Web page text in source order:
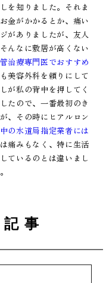
を知りました。それま
金がかかるとか、痛い
がありましたが、友人
んなに敷居が高くない
治療専門医でおすすめ
美容外科を頼りにして
が私の背中を押してく
たので、一番最初のき
、その時にヒアルロン
の水道局指定業者には
痛みもなく、特に生活
ているのとは違いまし
事